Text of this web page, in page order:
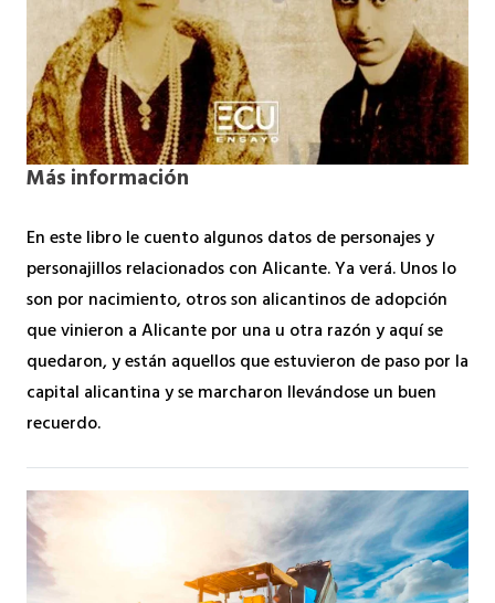
Más información
En este libro le cuento algunos datos de personajes y
personajillos relacionados con Alicante. Ya verá. Unos lo
son por nacimiento, otros son alicantinos de adopción
que vinieron a Alicante por una u otra razón y aquí se
quedaron, y están aquellos que estuvieron de paso por la
capital alicantina y se marcharon llevándose un buen
recuerdo.